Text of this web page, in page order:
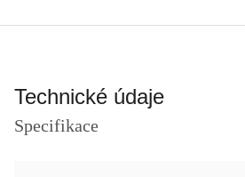
Technické údaje
Specifikace